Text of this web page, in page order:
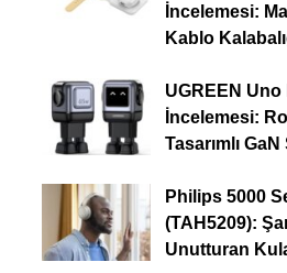
İncelemesi:
Kablo
UGREEN Uno
İncelemesi:
Tasarımlı
Philips 5000
(TAH5209):
Unutturan